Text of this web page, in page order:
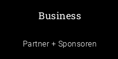
Business
Partner + Sponsoren